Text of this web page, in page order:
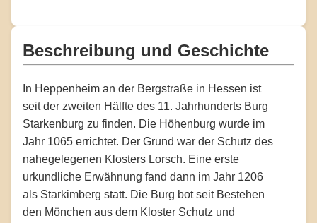
Beschreibung und Geschichte
In Heppenheim an der Bergstraße in Hessen ist
seit der zweiten Hälfte des 11. Jahrhunderts Burg
Starkenburg zu finden. Die Höhenburg wurde im
Jahr 1065 errichtet. Der Grund war der Schutz des
nahegelegenen Klosters Lorsch. Eine erste
urkundliche Erwähnung fand dann im Jahr 1206
als Starkimberg statt. Die Burg bot seit Bestehen
den Mönchen aus dem Kloster Schutz und